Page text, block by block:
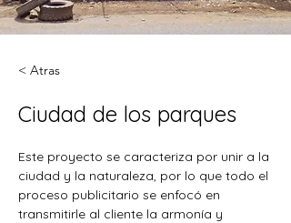
< Atras
Ciudad de los parques
Este proyecto se caracteriza por unir a la
ciudad y la naturaleza, por lo que todo el
proceso publicitario se enfocó en
transmitirle al cliente la armonía y